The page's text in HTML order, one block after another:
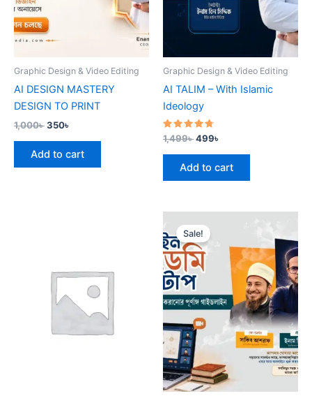
Graphic Design & Video Editing
AI DESIGN MASTERY
DESIGN TO PRINT
1,000৳350৳
Add to cart
Graphic Design & Video Editing
AI TALIM – With Islamic
Ideology
Rated
4.50
out of 5
1,499৳499৳
Add to cart
Sale!price
was:
5,000৳ .1,500৳ .